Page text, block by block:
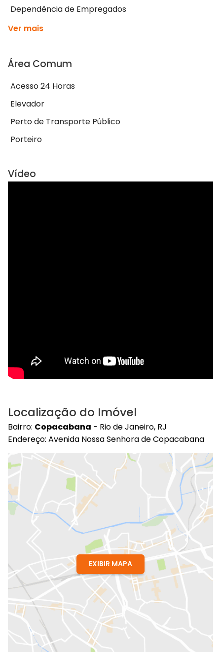
Dependência de Empregados
Ver mais
Área Comum
Acesso 24 Horas
Elevador
Perto de Transporte Público
Porteiro
Vídeo
Localização do Imóvel
Bairro: Copacabana - Rio de Janeiro, RJ
Endereço: Avenida Nossa Senhora de Copacabana
EXIBIR MAPA